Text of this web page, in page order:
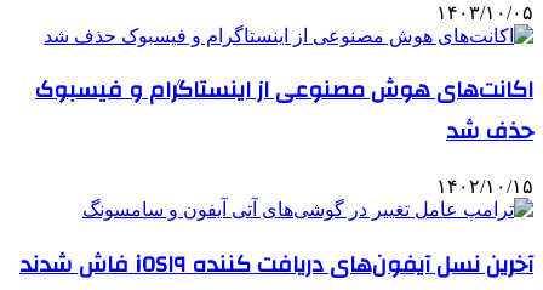
۱۴۰۳/۱۰/۰۵
اکانت‌های هوش مصنوعی از اینستاگرام و فیسبوک
حذف شد
۱۴۰۲/۱۰/۱۵
آخرین نسل آیفون‌های دریافت کننده iOS۱۹ فاش شدند